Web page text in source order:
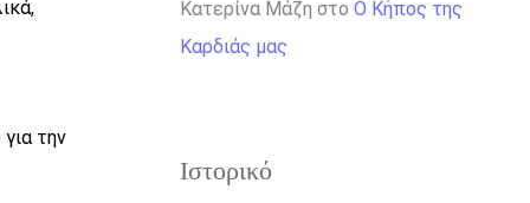
την
Κατερίνα Μάζη στο Ο Κήπος της
Καρδιάς μας
Ιστορικό